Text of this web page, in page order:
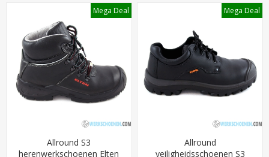
Mega Deal
Allround S3
herenwerkschoenen Elten
Mega Deal
Allround
veiligheidsschoenen S3